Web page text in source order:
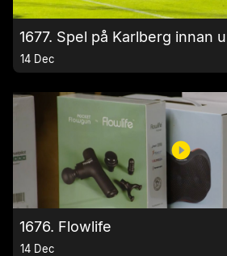
1677. Spel på Karlberg innan
14 Dec
1676. Flowlife
14 Dec